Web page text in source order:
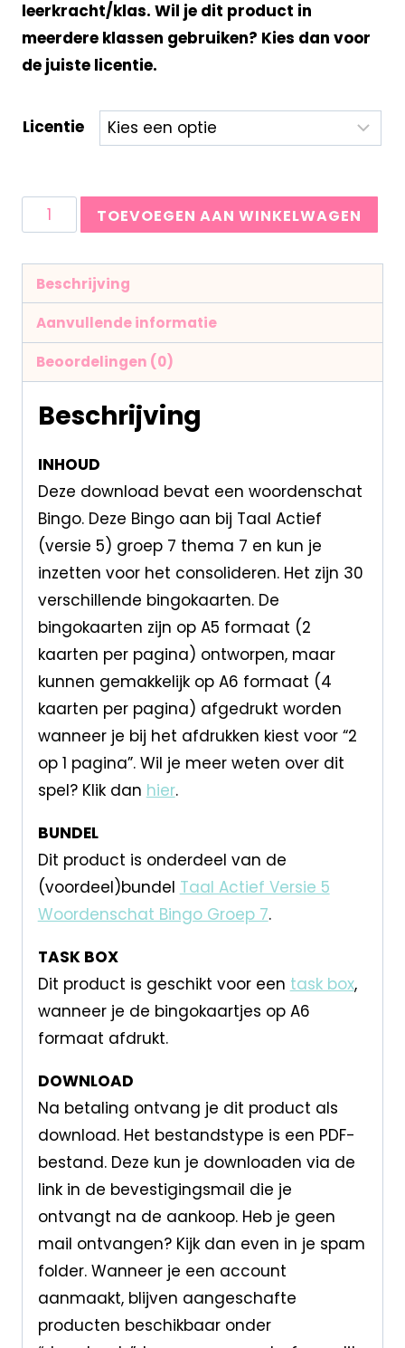
leerkracht/klas. Wil je dit product in
meerdere klassen gebruiken? Kies dan voor
de juiste licentie.
Licentie
TOEVOEGEN AAN WINKELWAGEN
Beschrijving
Aanvullende informatie
Beoordelingen (0)
Beschrijving
INHOUD
Deze download bevat een woordenschat
Bingo. Deze Bingo aan bij Taal Actief
(versie 5) groep 7 thema 7 en kun je
inzetten voor het consolideren. Het zijn 30
verschillende bingokaarten. De
bingokaarten zijn op A5 formaat (2
kaarten per pagina) ontworpen, maar
kunnen gemakkelijk op A6 formaat (4
kaarten per pagina) afgedrukt worden
wanneer je bij het afdrukken kiest voor “2
op 1 pagina”. Wil je meer weten over dit
spel? Klik dan hier.
BUNDEL
Dit product is onderdeel van de
(voordeel)bundel Taal Actief Versie 5
Woordenschat Bingo Groep 7.
TASK BOX
Dit product is geschikt voor een task box,
wanneer je de bingokaartjes op A6
formaat afdrukt.
DOWNLOAD
Na betaling ontvang je dit product als
download. Het bestandstype is een PDF-
bestand. Deze kun je downloaden via de
link in de bevestigingsmail die je
ontvangt na de aankoop. Heb je geen
mail ontvangen? Kijk dan even in je spam
folder. Wanneer je een account
aanmaakt, blijven aangeschafte
producten beschikbaar onder